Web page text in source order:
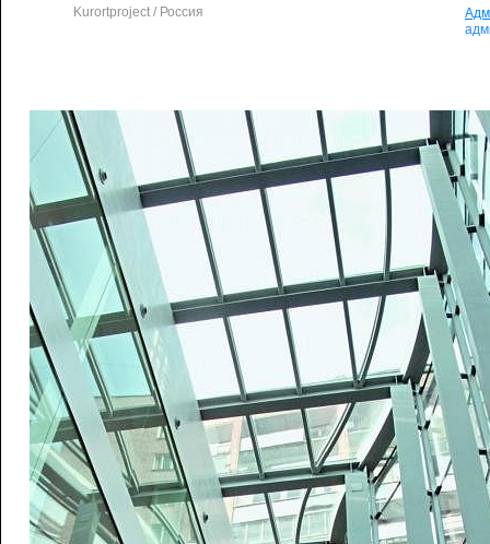
Kurortproject / Россия